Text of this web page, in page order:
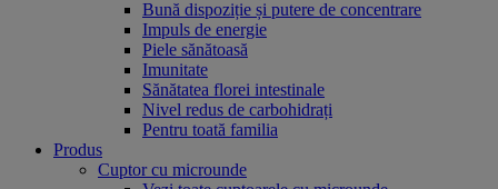
Bună dispoziție și putere de concentrare
Impuls de energie
Piele sănătoasă
Imunitate
Sănătatea florei intestinale
Nivel redus de carbohidrați
Pentru toată familia
Produs
Cuptor cu microunde